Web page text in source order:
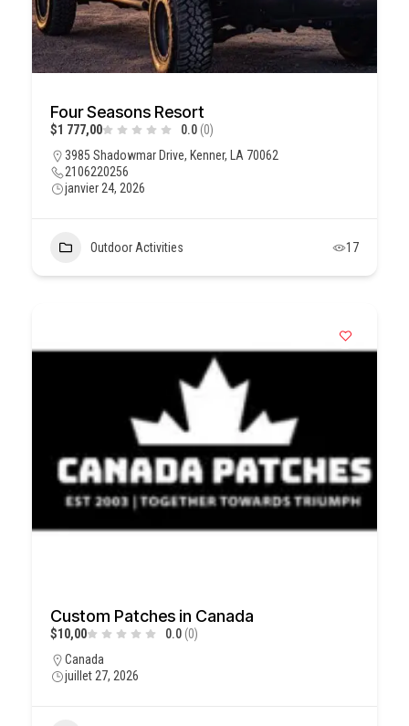
Four Seasons Resort
$1 777,00 0.0 (0)
3985 Shadowmar Drive, Kenner, LA 70062
2106220256
janvier 24, 2026
Outdoor Activities 17
Custom Patches in Canada
$10,00 0.0 (0)
Canada
juillet 27, 2026